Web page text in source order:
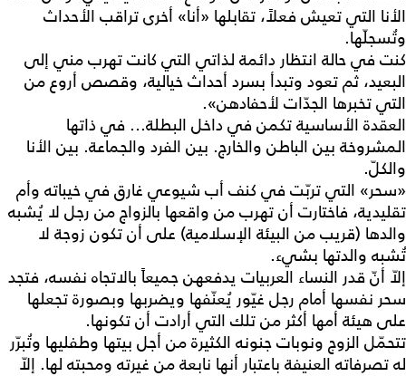
الأنا التي تعيش فعلاً، تقابلها «أنا» أخرى تراقب الأحداث
وتُسجلّها.
كنت في حالة انتظار دائمة لذاتي التي كانت تهرب مني إلى
البعيد، ثم تعود وتبدأ بسرد أحداث خيالية، وقصص أروع من
التي تخبرها الجدّات لأحفادهن».
العقدة الأساسية تكمن في داخل البطلة... في ذاتها
المشروخة بين الباطن والخارج. بين الفرد والجماعة. بين الأنا
والكلّ.
«سحر» التي تربّت في كنف أب شيوعي غارق في خيباته وأم
تقليدية، فاختارت أن تهرب من واقعها بالزواج من رجل لا يُشبه
والدها (قريب من البيئة الإسلامية) على أن تكون زوجة لا
تُشبه والدتها بشيء.
إلاّ أنّ قدر النساء العربيات يدفعهن جميعاً بالاتجاه نفسه، فتجد
سحر نفسها أمام رجل غيّور يُعنّفها ويضربها وبصورة تجعلها
على هيئة أمها أكثر من تلك التي أرادت أن تكونها.
تتحمّل الزوج ونوبات جنونه الكثيرة من أجل بيتها وطفليها وتُبرّر
له تصرفاته العنيفة باعتبار أنها نابعة من غيرته ومحبته لها. إلاّ